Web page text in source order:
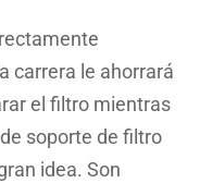
carrera le ahorrará
el filtro mientras
soporte de filtro
idea. Son